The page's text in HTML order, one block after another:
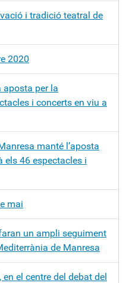
i tradició teatral de
2020
aposta per la
i concerts en viu a
manté l’aposta
els 46 espectacles i
mai
un ampli seguiment
de Manresa
el centre del debat del